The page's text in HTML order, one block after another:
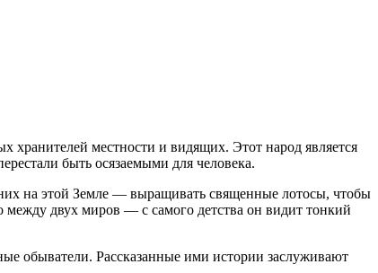
хранителей местности и видящих. Этот народ является
быть осязаемыми для человека.
на этой Земле — выращивать священные лотосы, чтобы
между двух миров — с самого детства он видит тонкий
обыватели. Рассказанные ими истории заслуживают